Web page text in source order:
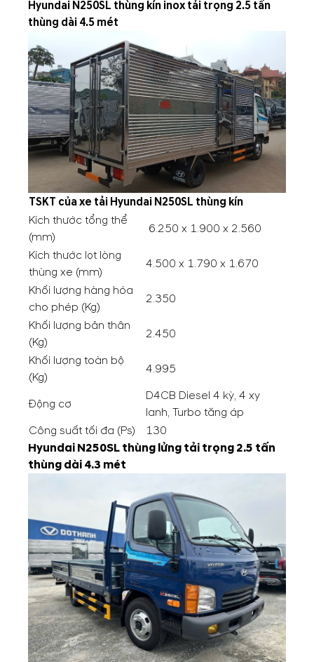
Hyundai N250SL thùng kín inox tải trọng 2.5 tấn
thùng dài 4.5 mét
TSKT của xe tải Hyundai N250SL thùng kín
Kích thước tổng thể
(mm)
6.250 x 1.900 x 2.560
Kích thước lọt lòng
thùng xe (mm)
4.500 x 1.790 x 1.670
Khối lượng hàng hóa
cho phép (Kg)
2.350
Khối lượng bản thân
(Kg)
2.450
Khối lượng toàn bộ
(Kg)
4.995
Động cơ
D4CB Diesel 4 kỳ, 4 xy
lanh, Turbo tăng áp
Công suất tối đa (Ps)
130
Hyundai N250SL thùng lửng tải trọng 2.5 tấn
thùng dài 4.3 mét